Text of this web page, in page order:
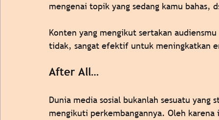
mengenai topik yang sedang kamu bahas,
Konten yang mengikut sertakan
tidak, sangat efektif untuk meningkatkan
After All…
Dunia media sosial bukanlah sesuatu
mengikuti perkembangannya. Oleh